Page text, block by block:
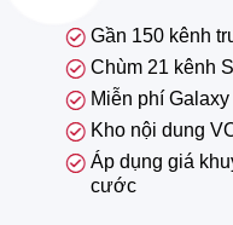
Gần 150 kênh
Chùm 21 kênh
Miễn phí
Kho nội dung
Áp dụng giá
cước